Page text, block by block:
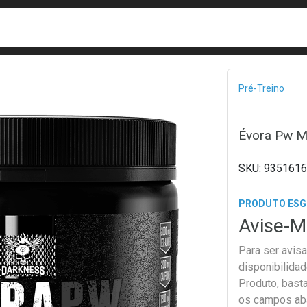
Pré-Treino
Évora Pw
PRODUTO
Avise-
Para ser
Produto,
os campos